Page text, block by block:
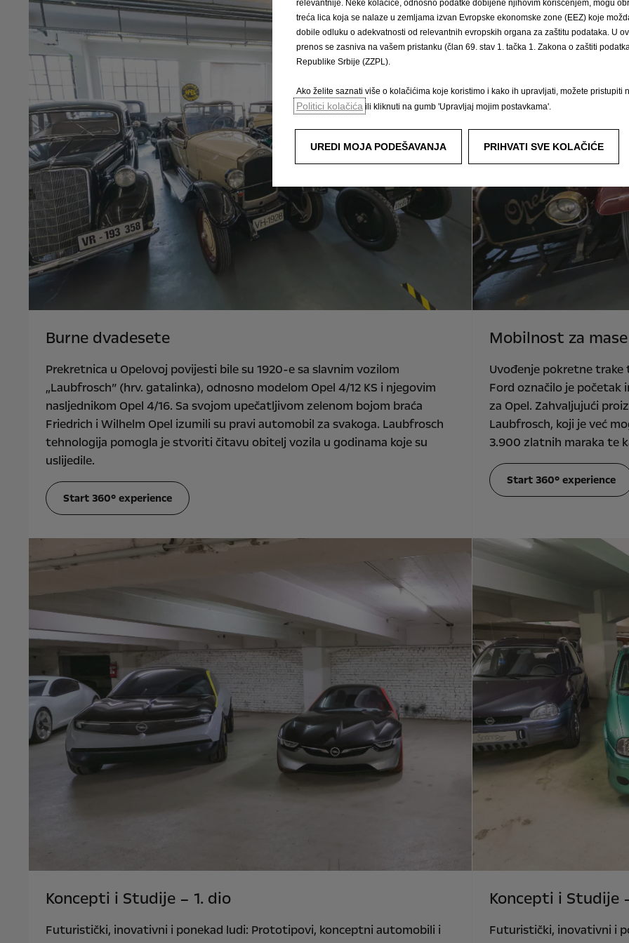
Burne dvadesete
Prekretnica u Opelovoj povijesti bile su 1920-e sa slavnim vozilom
„Laubfrosch” (hrv. gatalinka), odnosno modelom Opel 4/12 KS i njegovim
nasljednikom Opel 4/16. Sa svojom upečatljivom zelenom bojom braća
Friedrich i Wilhelm Opel izumili su pravi automobil za svakoga. Laubfrosch
tehnologija pomogla je stvoriti čitavu obitelj vozila u godinama koje su
uslijedile.
Start 360° experience
Mobilnost za mase
Uvođenje pokretne trake
Ford označilo je početak
za Opel. Zahvaljujući
Laubfrosch, koji je već
3.900 zlatnih maraka te
Start 360° experience
Koncepti i Studije – 1. dio
Futuristički, inovativni i ponekad ludi: Prototipovi, konceptni automobili i
Koncepti i Studije
Futuristički, inovativni i
relevantnije. Neke kolačiće, odnosno podatke dobijene njihovim korišćenjem, mogu
treća lica koja se nalaze u zemljama izvan Evropske ekonomske zone (EEZ) koje
dobile odluku o adekvatnosti od relevantnih evropskih organa za zaštitu podataka. U
prenos se zasniva na vašem pristanku (član 69. stav 1. tačka 1. Zakona o zaštiti
Republike Srbije (ZZPL).
Ako želite saznati više o kolačićima koje koristimo i kako ih upravljati, možete pristupiti
Politici kolačića ili kliknuti na gumb 'Upravljaj mojim postavkama'.
UREDI MOJA PODEŠAVANJA PRIHVATI SVE KOLAČIĆE